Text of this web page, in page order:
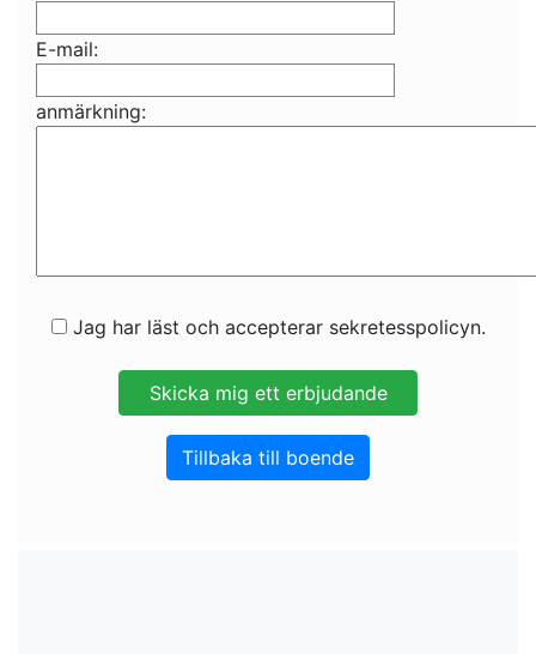
E-mail:
anmärkning:
Jag har läst och accepterar sekretesspolicyn.
Tillbaka till boende